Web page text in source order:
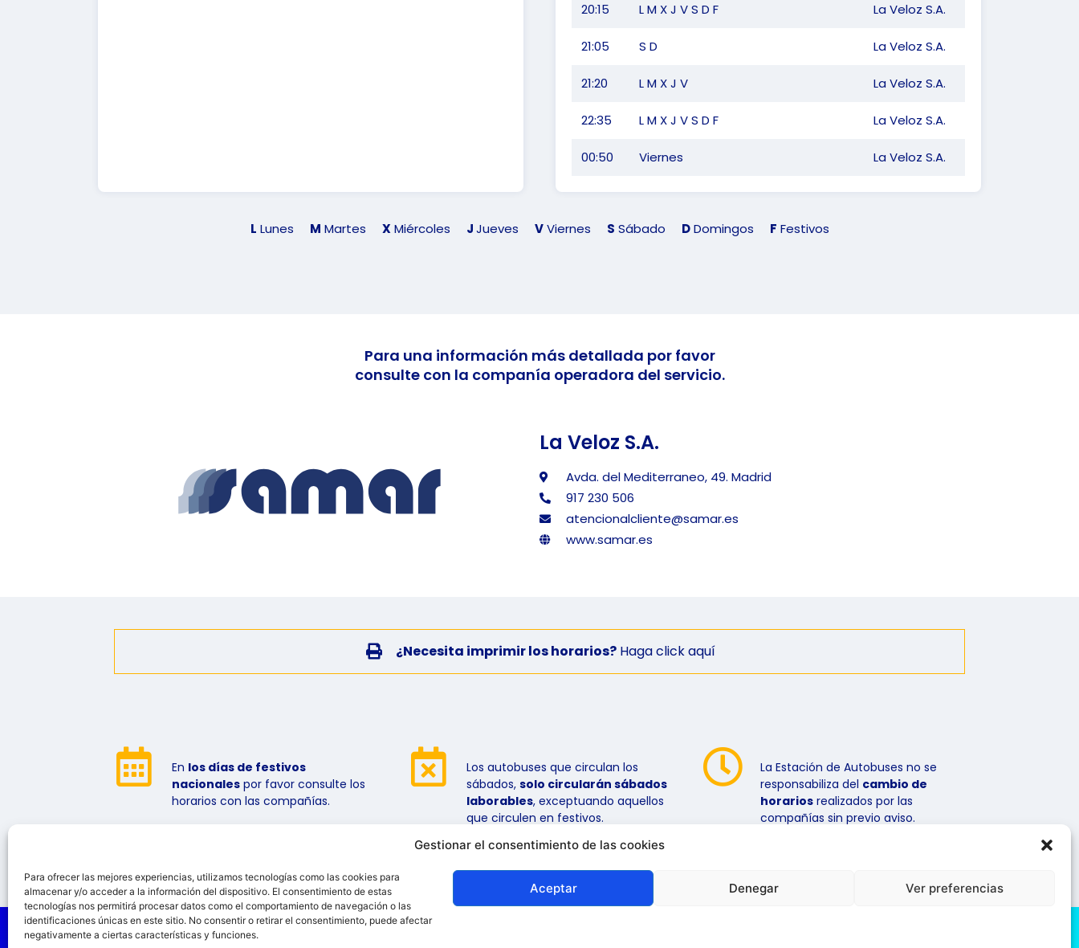
Gestionar el consentimiento de las cookies
Para ofrecer las mejores experiencias, utilizamos tecnologías como las cookies para
almacenar y/o acceder a la información del dispositivo. El consentimiento de estas
tecnologías nos permitirá procesar datos como el comportamiento de navegación o las
identificaciones únicas en este sitio. No consentir o retirar el consentimiento, puede afectar
negativamente a ciertas características y funciones.
Aceptar Denegar Ver preferencias
20:15 L M X J V S D F La Veloz S.A.
21:05 S D La Veloz S.A.
21:20 L M X J V La Veloz S.A.
22:35 L M X J V S D F La Veloz S.A.
00:50 Viernes La Veloz S.A.
L Lunes M Martes XMiércoles JJueves VViernes S Sábado DDomingos F Festivos
Para una información más detallada por favor
consulte con la companía operadora del servicio.
La Veloz S.A.
Avda. del Mediterraneo, 49. Madrid
917 230 506
atencionalcliente@samar.es
www.samar.es
¿Necesita imprimir los horarios? Haga click aquí
En los días de festivos
nacionales por favor consulte los
horarios con las compañías.
Los autobuses que circulan los
sábados, solo circularán sábados
laborables, exceptuando aquellos
que circulen en festivos.
La Estación de Autobuses no se
responsabiliza del cambio de
horarios realizados por las
compañías sin previo aviso.
© 2026 GISPMAT S.A. Todos los derechos reservados